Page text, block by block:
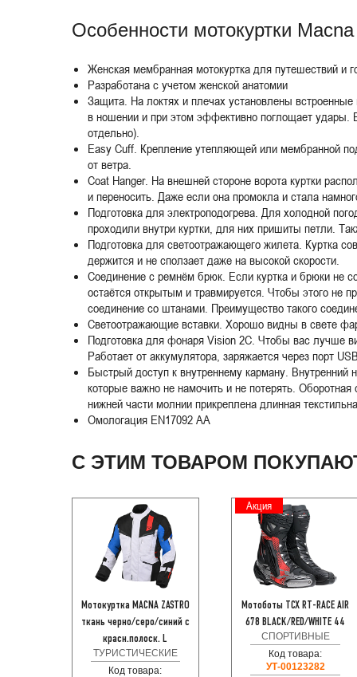
Особенности мотокуртки
Женская мембранная мотокуртка для путешествий и
Разработана с учетом женской анатомии
Защита. На локтях и плечах установлены
в ношении и при этом эффективно поглощает удары.
отдельно).
Easy Cuff. Крепление утепляющей или мембранной
от ветра.
Coat Hanger. На внешней стороне ворота куртки
и переносить. Даже если она промокла и стала
Подготовка для электроподогрева. Для холодной
проходили внутри куртки, для них пришиты петли.
Подготовка для светоотражающего жилета. Куртка
держится и не сползает даже на высокой скорости.
Соединение с ремнём брюк. Если куртка и брюки не
остаётся открытым и травмируется. Чтобы этого не
соединение со штанами. Преимущество такого
Светоотражающие вставки. Хорошо видны в свете
Подготовка для фонаря Vision 2C. Чтобы вас лучше
Работает от аккумулятора, заряжается через порт
Быстрый доступ к внутреннему карману.
которые важно не намочить и не потерять.
нижней части молнии прикреплена длинная
Омологация EN17092 AА
С ЭТИМ ТОВАРОМ
Мотокуртка MACNA ZASTRO
ткань черно/серо/синий с
красн.полоск. L
ТУРИСТИЧЕСКИЕ
Код товара:
Акция
Мотоботы TCX RT-RACE AIR
678 BLACK/RED/WHITE 44
СПОРТИВНЫЕ
Код товара:
УТ-00123282